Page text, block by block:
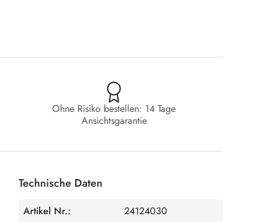
Ohne Risiko bestellen: 14 Tage
Ansichtsgarantie
Technische Daten
Artikel Nr.:
24124030